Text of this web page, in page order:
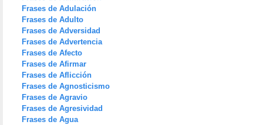
Frases de Adulación
Frases de Adulto
Frases de Adversidad
Frases de Advertencia
Frases de Afecto
Frases de Afirmar
Frases de Aflicción
Frases de Agnosticismo
Frases de Agravio
Frases de Agresividad
Frases de Agua